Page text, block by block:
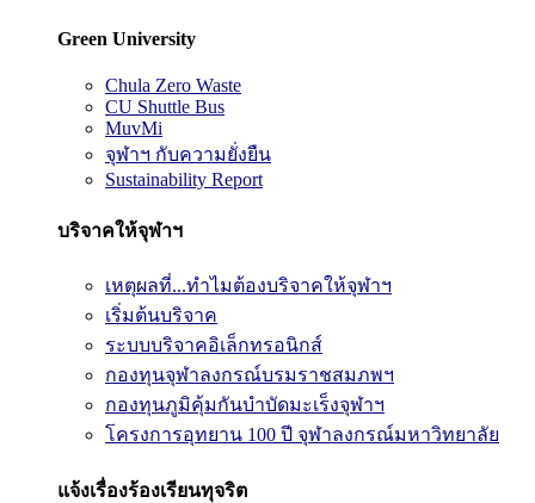
Green University
Chula Zero Waste
CU Shuttle Bus
MuvMi
จุฬาฯ กับความยั่งยืน
Sustainability Report
บริจาคให้จุฬาฯ
เหตุผลที่...ทำไมต้องบริจาคให้จุฬาฯ
เริ่มต้นบริจาค
ระบบบริจาคอิเล็กทรอนิกส์
กองทุนจุฬาลงกรณ์บรมราชสมภพฯ
กองทุนภูมิคุ้มกันบำบัดมะเร็งจุฬาฯ
โครงการอุทยาน 100 ปี จุฬาลงกรณ์มหาวิทยาลัย
แจ้งเรื่องร้องเรียนทุจริต